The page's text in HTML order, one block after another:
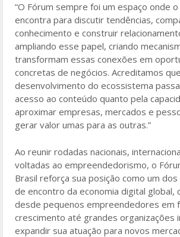
“O Fórum sempre foi um espaço onde
encontra para discutir tendências,
conhecimento e construir
ampliando esse papel, criando
transformam essas conexões em
concretas de negócios. Acreditamos
desenvolvimento do ecossistema
acesso ao conteúdo quanto pela
aproximar empresas, mercados e
gerar valor umas para as outras.”
Ao reunir rodadas nacionais,
voltadas ao empreendedorismo, o
Brasil reforça sua posição como um
de encontro da economia digital global,
desde pequenos empreendedores em
crescimento até grandes organizações
expandir sua atuação para novos